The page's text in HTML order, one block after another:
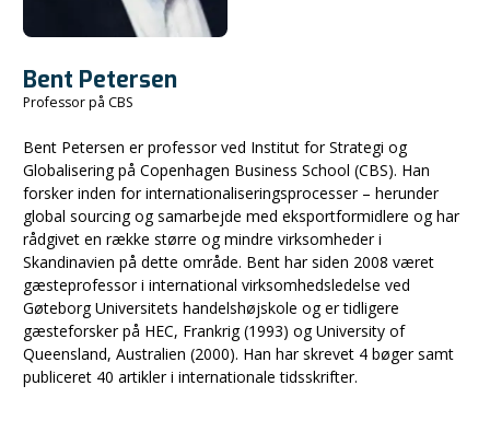
Bent Petersen
Professor på CBS
Bent Petersen er professor ved Institut for Strategi og
Globalisering på Copenhagen Business School (CBS). Han
forsker inden for internationaliseringsprocesser – herunder
global sourcing og samarbejde med eksportformidlere og har
rådgivet en række større og mindre virksomheder i
Skandinavien på dette område. Bent har siden 2008 været
gæsteprofessor i international virksomhedsledelse ved
Gøteborg Universitets handelshøjskole og er tidligere
gæsteforsker på HEC, Frankrig (1993) og University of
Queensland, Australien (2000). Han har skrevet 4 bøger samt
publiceret 40 artikler i internationale tidsskrifter.